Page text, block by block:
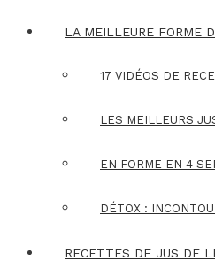
LA MEILLEURE FORME
17 VIDÉOS DE
LES MEILLEURS
EN FORME EN 4
DÉTOX :
RECETTES DE JUS DE